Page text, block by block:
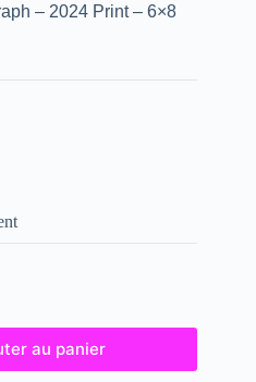
– 2024 Print – 6×8
au panier